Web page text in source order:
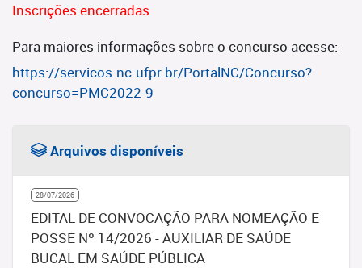
Inscrições encerradas
Para maiores informações sobre o concurso acesse:
https://servicos.nc.ufpr.br/PortalNC/Concurso?
concurso=PMC2022-9
Arquivos disponíveis
28/07/2026
EDITAL DE CONVOCAÇÃO PARA NOMEAÇÃO E
POSSE Nº 14/2026 - AUXILIAR DE SAÚDE
BUCAL EM SAÚDE PÚBLICA